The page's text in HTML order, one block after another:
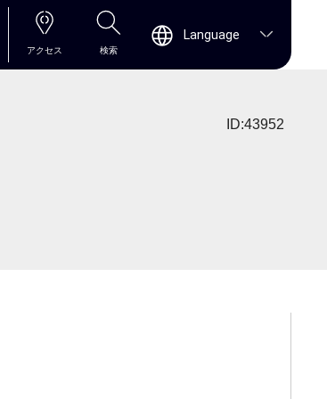
アクセス 検索
Language
ID:43952